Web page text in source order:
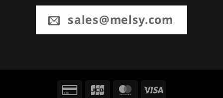
sales@melsy.com
Credit JCB MasterCard
Visa